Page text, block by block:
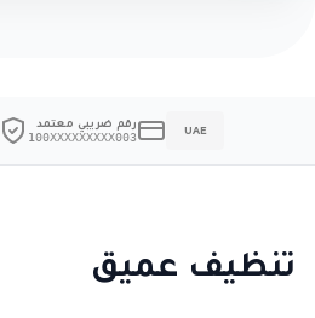
UAE رقم ضريبي معتمد
100XXXXXXXXX003
تنظيف عميق